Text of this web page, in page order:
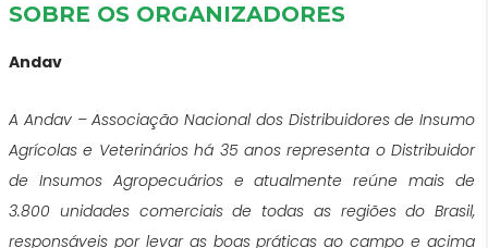
SOBRE OS ORGANIZADORES
Andav
A Andav – Associação Nacional dos Distribuidores de Insumo
Agrícolas e Veterinários há 35 anos representa o Distribuidor
de Insumos Agropecuários e atualmente reúne mais de
3.800 unidades comerciais de todas as regiões do Brasil,
responsáveis por levar as boas práticas ao campo e acima